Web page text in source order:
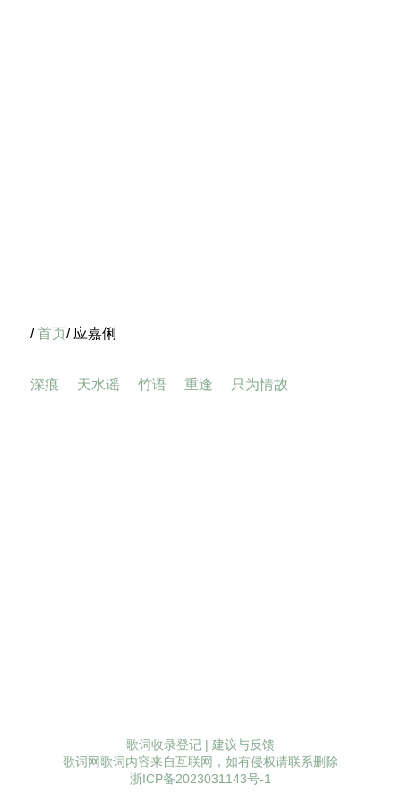
/首页/ 应嘉俐
深痕 天水谣 竹语 重逢 只为情故
歌词收录登记 | 建议与反馈
歌词网歌词内容来自互联网，如有侵权请联系删除
浙ICP备2023031143号-1